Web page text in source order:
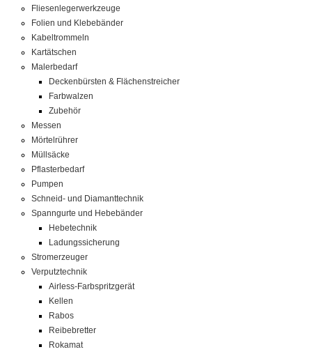
Fliesenlegerwerkzeuge
Folien und Klebebänder
Kabeltrommeln
Kartätschen
Malerbedarf
Deckenbürsten & Flächenstreicher
Farbwalzen
Zubehör
Messen
Mörtelrührer
Müllsäcke
Pflasterbedarf
Pumpen
Schneid- und Diamanttechnik
Spanngurte und Hebebänder
Hebetechnik
Ladungssicherung
Stromerzeuger
Verputztechnik
Airless-Farbspritzgerät
Kellen
Rabos
Reibebretter
Rokamat